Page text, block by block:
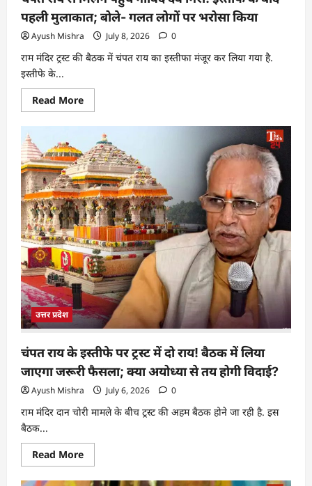
पहली मुलाकात; बोले- गलत लोगों पर भरोसा किया
Ayush Mishra July 8, 2026 0
राम मंदिर ट्रस्ट की बैठक में चंपत राय का इस्तीफा मंजूर कर लिया गया है.
इस्तीफे के...
Read More
उत्तर प्रदेश
चंपत राय के इस्तीफे पर ट्रस्ट में दो राय! बैठक में लिया
जाएगा जरूरी फैसला; क्या अयोध्या से तय होगी विदाई?
Ayush Mishra July 6, 2026 0
राम मंदिर दान चोरी मामले के बीच ट्रस्ट की अहम बैठक होने जा रही है. इस
बैठक...
Read More